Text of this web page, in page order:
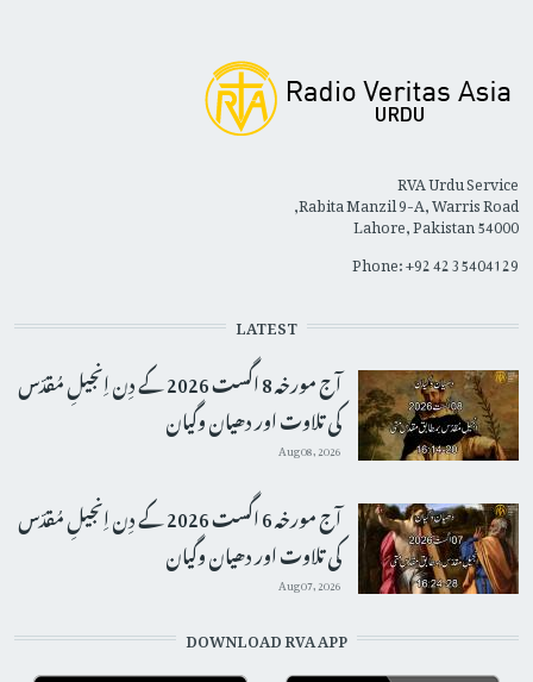
RVA Urdu Service
Rabita Manzil 9-A, Warris Road,
Lahore, Pakistan 54000
Phone: +92 42 35404129
LATEST
آج مورخہ 8 اگست 2026 کے دِن اِنجیلِ مُقدّس
کی تلاوت اور دھیان وگیان
Aug 08, 2026
آج مورخہ 6 اگست 2026 کے دِن اِنجیلِ مُقدّس
کی تلاوت اور دھیان وگیان
Aug 07, 2026
DOWNLOAD RVA APP